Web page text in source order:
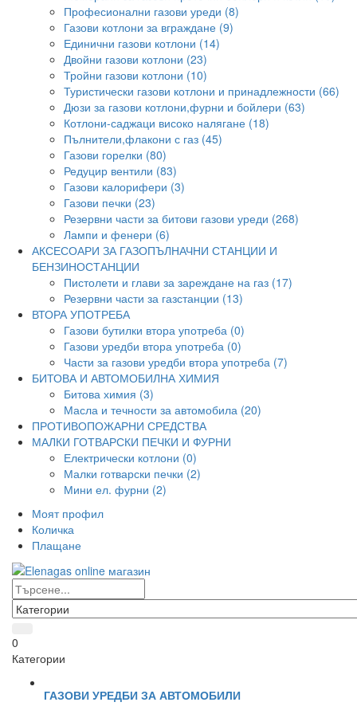
Професионални газови уреди (8)
Газови котлони за вграждане (9)
Единични газови котлони (14)
Двойни газови котлони (23)
Тройни газови котлони (10)
Туристически газови котлони и принадлежности (66)
Дюзи за газови котлони,фурни и бойлери (63)
Котлони-саджаци високо налягане (18)
Пълнители,флакони с газ (45)
Газови горелки (80)
Редуцир вентили (83)
Газови калорифери (3)
Газови печки (23)
Резервни части за битови газови уреди (268)
Лампи и фенери (6)
АКСЕСОАРИ ЗА ГАЗОПЪЛНАЧНИ СТАНЦИИ И
БЕНЗИНОСТАНЦИИ
Пистолети и глави за зареждане на газ (17)
Резервни части за газстанции (13)
ВТОРА УПОТРЕБА
Газови бутилки втора употреба (0)
Газови уредби втора употреба (0)
Части за газови уредби втора употреба (7)
БИТОВА И АВТОМОБИЛНА ХИМИЯ
Битова химия (3)
Масла и течности за автомобила (20)
ПРОТИВОПОЖАРНИ СРЕДСТВА
МАЛКИ ГОТВАРСКИ ПЕЧКИ И ФУРНИ
Електрически котлони (0)
Малки готварски печки (2)
Мини ел. фурни (2)
Моят профил
Количка
Плащане
0
Категории
ГАЗОВИ УРЕДБИ ЗА АВТОМОБИЛИ